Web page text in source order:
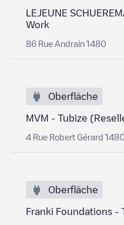
LEJEUNE
Work
86 Rue Andrain 1480
Oberfläche
MVM - Tubize
4 Rue Robert Gérard
Oberfläche
Franki Foundations -